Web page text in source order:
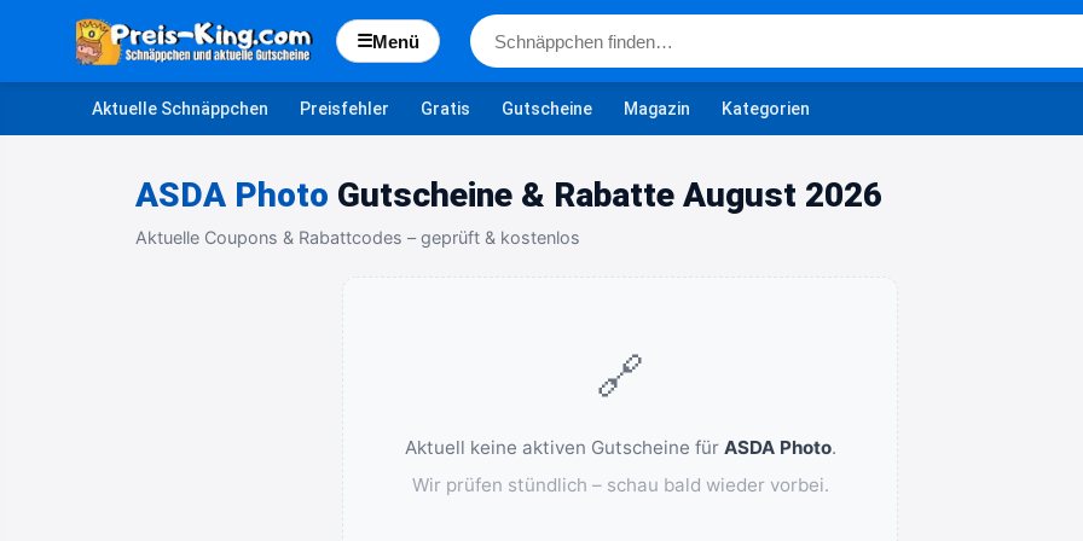
☰Menü
Aktuelle Schnäppchen Preisfehler Gratis Gutscheine Magazin Kategorien
ASDA Photo Gutscheine & Rabatte August 2026
Aktuelle Coupons & Rabattcodes – geprüft & kostenlos
🔗
Aktuell keine aktiven Gutscheine für ASDA Photo.
Wir prüfen stündlich – schau bald wieder vorbei.